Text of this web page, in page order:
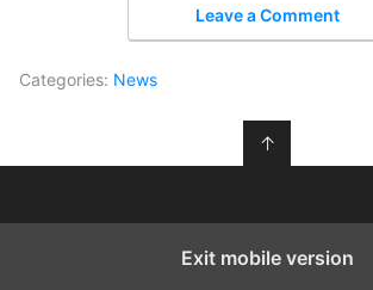
Leave a Comment
Categories: News
↑
Exit mobile version